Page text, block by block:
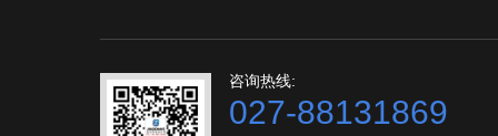
咨询热线:
027-88131869